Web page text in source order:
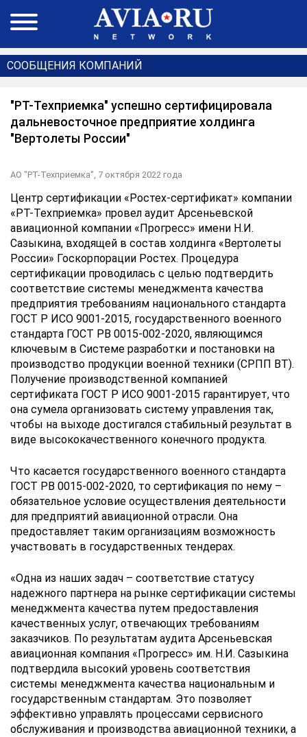
СООБЩЕНИЯ КОМПАНИЙ
"РТ-Техприемка" успешно сертифицировала
дальневосточное предприятие холдинга
"Вертолеты России"
АО "РТ-Техприемка", 7 октября 2022 года
Центр сертификации «Ростех-сертификат» компании
«РТ-Техприемка» провел аудит Арсеньевской
авиационной компании «Прогресс» имени Н.И.
Сазыкина, входящей в состав холдинга «Вертолеты
России» Госкорпорации Ростех. Процедура
сертификации проводилась с целью подтвердить
соответствие системы менеджмента качества
предприятия требованиям национального стандарта
ГОСТ Р ИСО 9001-2015, государственного военного
стандарта ГОСТ РВ 0015-002-2020, являющимся
ключевым в Системе разработки и постановки на
производство продукции военной техники (СРПП ВТ).
Получение производственной компанией
сертификата ГОСТ Р ИСО 9001-2015 гарантирует, что
она сумела организовать систему управления так,
чтобы на выходе достигался стабильный результат в
виде высококачественного конечного продукта.
Что касается государственного военного стандарта
ГОСТ РВ 0015-002-2020, то сертификация по нему –
обязательное условие осуществления деятельности
для предприятий авиационной отрасли. Она
предоставляет таким организациям возможность
участвовать в государственных тендерах.
«Одна из наших задач – соответствие статусу
надежного партнера на рынке сертификации системы
менеджмента качества путем предоставления
качественных услуг, отвечающих требованиям
заказчиков. По результатам аудита Арсеньевская
авиационная компания «Прогресс» им. Н.И. Сазыкина
подтвердила высокий уровень соответствия
системы менеджмента качества национальным и
государственным стандартам. Это позволяет
эффективно управлять процессами сервисного
обслуживания и производства авиационной техники, а